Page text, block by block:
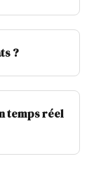
?
temps réel